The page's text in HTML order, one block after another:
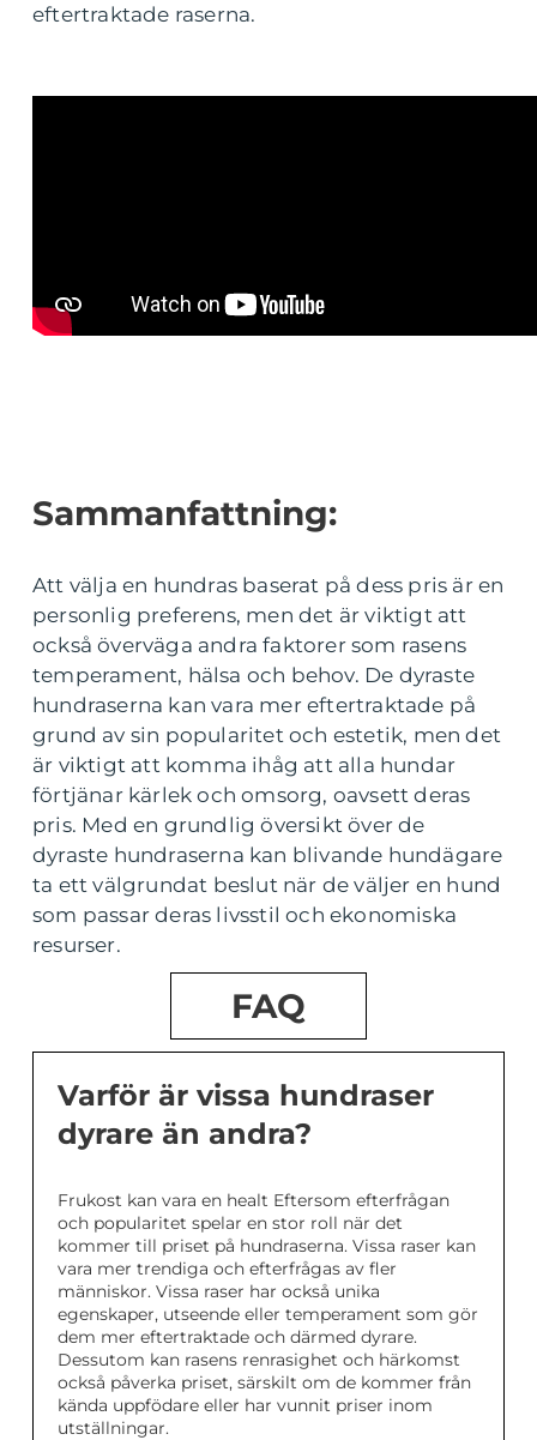
eftertraktade raserna.
Sammanfattning:
Att välja en hundras baserat på dess pris är en
personlig preferens, men det är viktigt att
också överväga andra faktorer som rasens
temperament, hälsa och behov. De dyraste
hundraserna kan vara mer eftertraktade på
grund av sin popularitet och estetik, men det
är viktigt att komma ihåg att alla hundar
förtjänar kärlek och omsorg, oavsett deras
pris. Med en grundlig översikt över de
dyraste hundraserna kan blivande hundägare
ta ett välgrundat beslut när de väljer en hund
som passar deras livsstil och ekonomiska
resurser.
FAQ
Varför är vissa hundraser
dyrare än andra?
Frukost kan vara en healt Eftersom efterfrågan
och popularitet spelar en stor roll när det
kommer till priset på hundraserna. Vissa raser kan
vara mer trendiga och efterfrågas av fler
människor. Vissa raser har också unika
egenskaper, utseende eller temperament som gör
dem mer eftertraktade och därmed dyrare.
Dessutom kan rasens renrasighet och härkomst
också påverka priset, särskilt om de kommer från
kända uppfödare eller har vunnit priser inom
utställningar.